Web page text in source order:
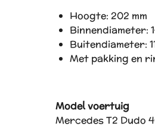
Hoogte: 202 mm
Binnendiameter:
Buitendiameter:
Met pakking en
Model voertuig
Mercedes T2 Dudo